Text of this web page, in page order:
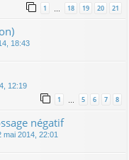
1 … 18 19 20 21
18:43
12:19
1 … 5 6 7 8
négatif
mai 2014, 22:01